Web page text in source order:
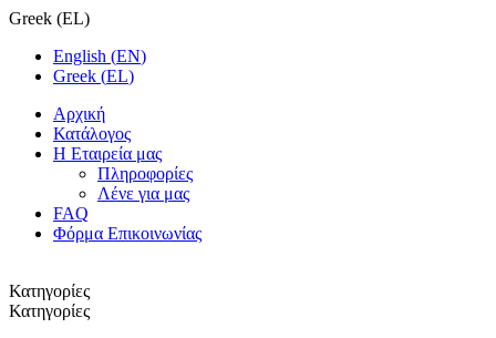
Greek (EL)
English (EN)
Greek (EL)
Αρχική
Κατάλογος
Η Εταιρεία μας
Πληροφορίες
Λένε για μας
FAQ
Φόρμα Επικοινωνίας
Κατηγορίες
Κατηγορίες